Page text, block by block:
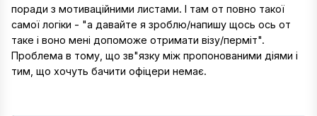
поради з мотиваційними листами. І там от повно такої
самої логіки - "а давайте я зроблю/напишу щось ось от
таке і воно мені допоможе отримати візу/перміт".
Проблема в тому, що зв"язку між пропонованими діями і
тим, що хочуть бачити офіцери немає.